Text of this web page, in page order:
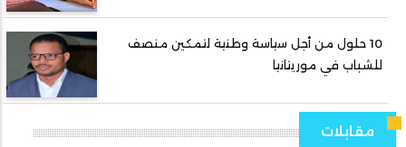
10 حلول من أجل سياسة وطنية لتمكين منصف
للشباب في موريتانيا
مقابلات